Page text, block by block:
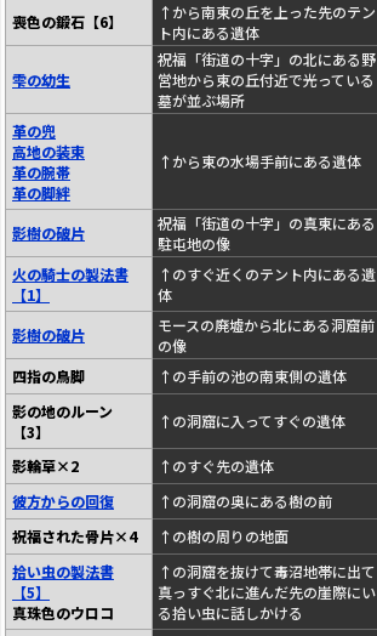
喪色の鍛石【6】
↑から南東の丘を上った先のテン
ト内にある遺体
雫の幼生
祝福「街道の十字」の北にある野
営地から東の丘付近で光っている
墓が並ぶ場所
革の兜
高地の装束
革の腕帯
革の脚絆
↑から東の水場手前にある遺体
影樹の破片
祝福「街道の十字」の真東にある
駐屯地の像
火の騎士の製法書
【1】
↑のすぐ近くのテント内にある遺
体
影樹の破片
モースの廃墟から北にある洞窟前
の像
四指の鳥脚
↑の手前の池の南東側の遺体
影の地のルーン
【3】
↑の洞窟に入ってすぐの遺体
影輪草×2
↑のすぐ先の遺体
彼方からの回復
↑の洞窟の奥にある樹の前
祝福された骨片×4
↑の樹の周りの地面
拾い虫の製法書
【5】
真珠色のウロコ
↑の洞窟を抜けて毒沼地帯に出て
真っすぐ北に進んだ先の崖際にい
る拾い虫に話しかける